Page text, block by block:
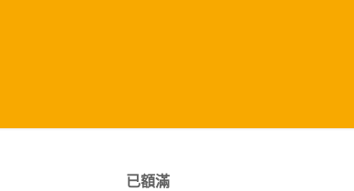
已額滿